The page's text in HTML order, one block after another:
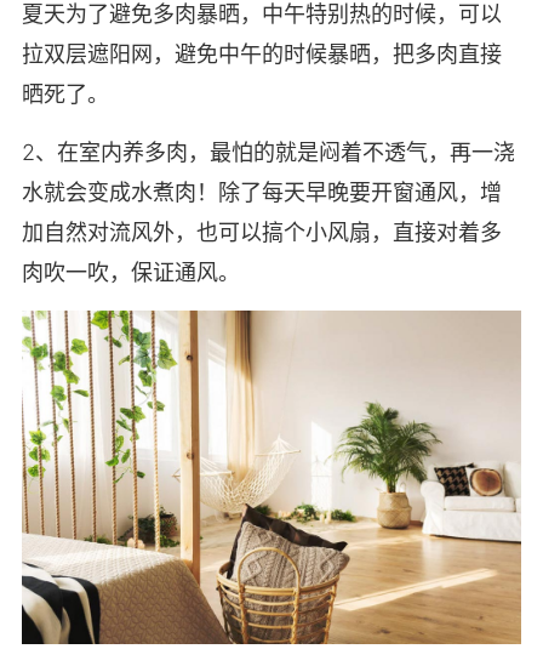
夏天为了避免多肉暴晒，中午特别热的时候，可以
拉双层遮阳网，避免中午的时候暴晒，把多肉直接
晒死了。
2、在室内养多肉，最怕的就是闷着不透气，再一浇
水就会变成水煮肉！除了每天早晚要开窗通风，增
加自然对流风外，也可以搞个小风扇，直接对着多
肉吹一吹，保证通风。